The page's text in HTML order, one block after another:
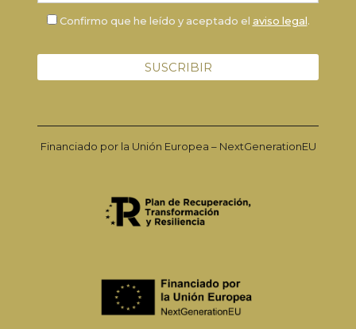
Confirmo que he leído y aceptado el aviso legal.
Financiado por la Unión Europea – NextGenerationEU